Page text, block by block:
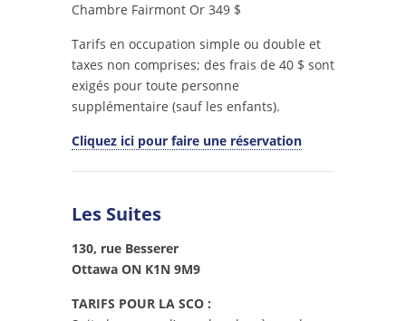
Chambre Fairmont Or 349 $
Tarifs en occupation simple ou double et
taxes non comprises; des frais de 40 $ sont
exigés pour toute personne
supplémentaire (sauf les enfants).
Cliquez ici pour faire une réservation
Les Suites
130, rue Besserer
Ottawa ON K1N 9M9
TARIFS POUR LA SCO :